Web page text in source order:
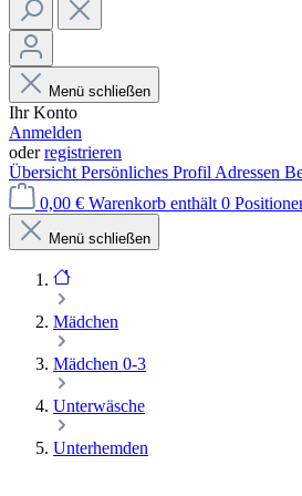
Menü schließen
Ihr Konto
Anmelden
oderregistrieren
Übersicht Persönliches Profil Adressen
0,00 € Warenkorb enthält 0
Menü schließen
Mädchen
Mädchen 0-3
Unterwäsche
Unterhemden